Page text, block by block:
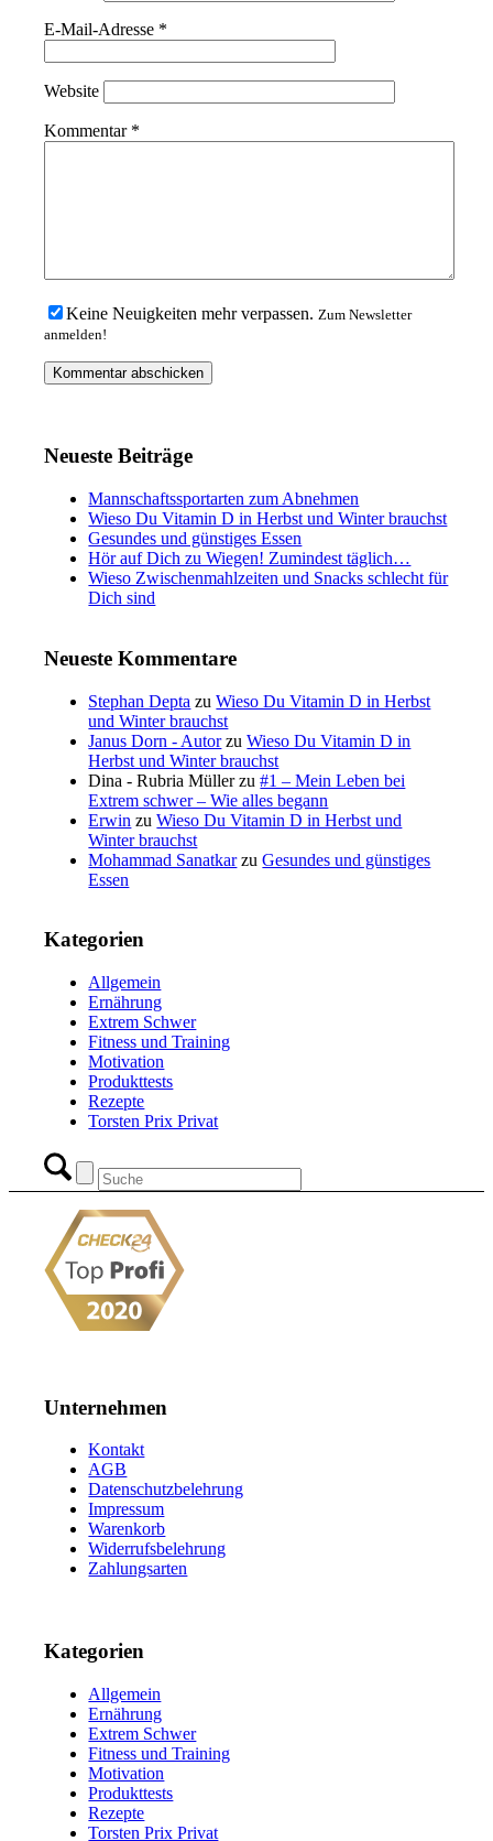
E-Mail-Adresse *
Website
Kommentar *
Keine Neuigkeiten mehr verpassen. Zum Newsletter
anmelden!
Neueste Beiträge
Mannschaftssportarten zum Abnehmen
Wieso Du Vitamin D in Herbst und Winter brauchst
Gesundes und günstiges Essen
Hör auf Dich zu Wiegen! Zumindest täglich…
Wieso Zwischenmahlzeiten und Snacks schlecht für
Dich sind
Neueste Kommentare
Stephan Depta zuWieso Du Vitamin D in Herbst
und Winter brauchst
Janus Dorn - AutorzuWieso Du Vitamin D in
Herbst und Winter brauchst
Dina - Rubria Müllerzu#1 – Mein Leben bei
Extrem schwer – Wie alles begann
Erwin zuWieso Du Vitamin D in Herbst und
Winter brauchst
Mohammad SanatkarzuGesundes und günstiges
Essen
Kategorien
Allgemein
Ernährung
Extrem Schwer
Fitness und Training
Motivation
Produkttests
Rezepte
Torsten Prix Privat
Unternehmen
Kontakt
AGB
Datenschutzbelehrung
Impressum
Warenkorb
Widerrufsbelehrung
Zahlungsarten
Kategorien
Allgemein
Ernährung
Extrem Schwer
Fitness und Training
Motivation
Produkttests
Rezepte
Torsten Prix Privat